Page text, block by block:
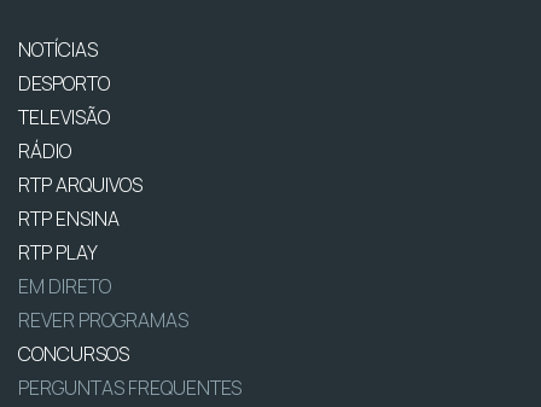
NOTÍCIAS
DESPORTO
TELEVISÃO
RÁDIO
RTP ARQUIVOS
RTP ENSINA
RTP PLAY
EM DIRETO
REVER PROGRAMAS
CONCURSOS
PERGUNTAS FREQUENTES